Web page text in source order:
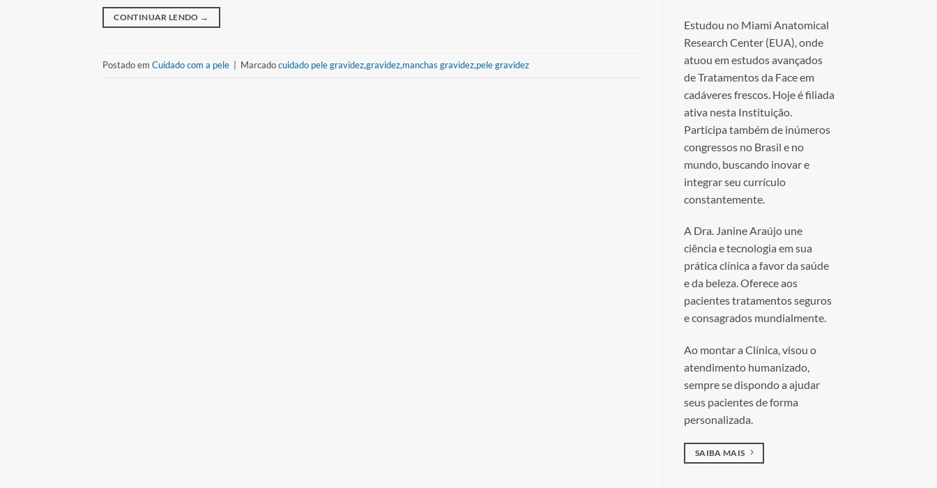
CONTINUAR LENDO →
Postado em Cuidado com a pele Marcadocuidado pele gravidez,gravidez,manchas gravidez,pele gravidez
Estudou no Miami Anatomical
Research Center (EUA), onde
atuou em estudos avançados
de Tratamentos da Face em
cadáveres frescos. Hoje é filiada
ativa nesta Instituição.
Participa também de inúmeros
congressos no Brasil e no
mundo, buscando inovar e
integrar seu currículo
constantemente.
A Dra. Janine Araújo une
ciência e tecnologia em sua
prática clínica a favor da saúde
e da beleza. Oferece aos
pacientes tratamentos seguros
e consagrados mundialmente.
Ao montar a Clínica, visou o
atendimento humanizado,
sempre se dispondo a ajudar
seus pacientes de forma
personalizada.
SAIBA MAIS